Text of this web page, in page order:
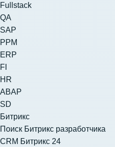
Fullstack
QA
SAP
PPM
ERP
FI
HR
ABAP
SD
Битрикс
Поиск Битрикс разработчика
CRM Битрикс 24